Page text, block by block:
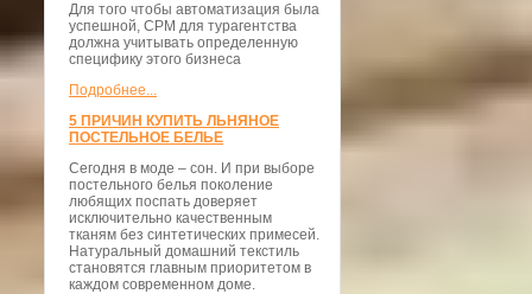
Для того чтобы автоматизация была
успешной, СРМ для турагентства
должна учитывать определенную
специфику этого бизнеса
Подробнее...
5 ПРИЧИН КУПИТЬ ЛЬНЯНОЕ
ПОСТЕЛЬНОЕ БЕЛЬЕ
Сегодня в моде – сон. И при выборе
постельного белья поколение
любящих поспать доверяет
исключительно качественным
тканям без синтетических примесей.
Натуральный домашний текстиль
становятся главным приоритетом в
каждом современном доме.